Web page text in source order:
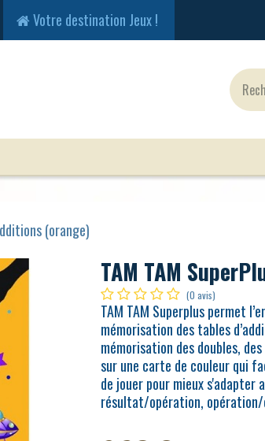
Votre destination Jeux !
(orange)
TAM TAM
(0 avis)
TAM TAM Superplus permet
mémorisation des tables
mémorisation des doubles,
sur une carte de couleur qui
de jouer pour mieux s'adapter
résultat/opération,